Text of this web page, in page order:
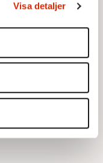
när som
anpassa innehållet
Vi
och annan
medier och
med.
med annan
Visa detaljer